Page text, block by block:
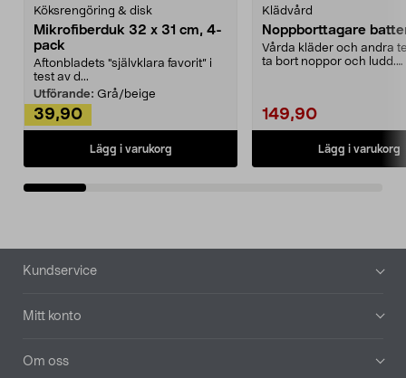
Köksrengöring & disk
Mikrofiberduk 32 x 31 cm, 4-
pack
Aftonbladets "självklara favorit” i
test av d...
Utförande: Grå/beige
39,90
Lägg i varukorg
Klädvård
Noppborttagare
Vårda kläder och andra
ta bort noppor och ludd.
149,90
Lägg i varukorg
Sidfot
Kundservice
Mitt konto
Om oss